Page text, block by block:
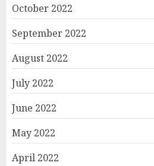
October 2022
September 2022
August 2022
July 2022
June 2022
May 2022
April 2022